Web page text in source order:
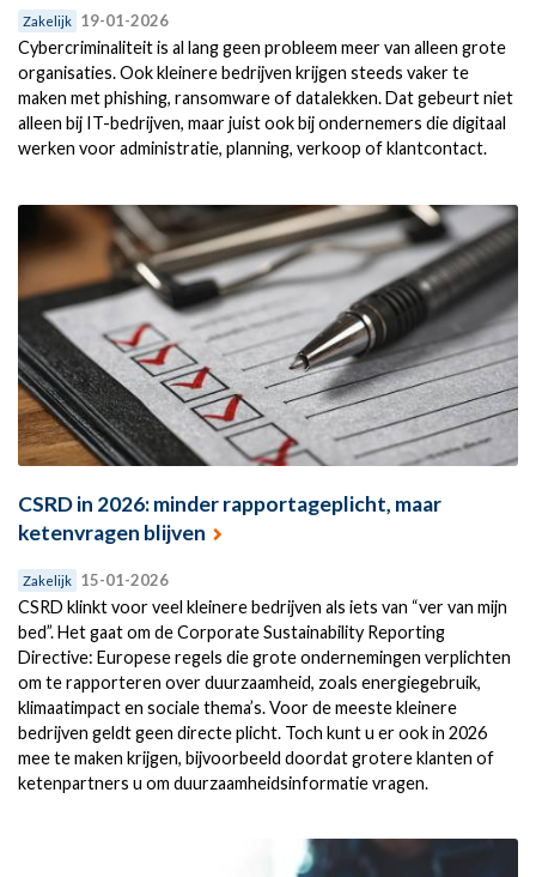
Zakelijk 19-01-2026
Cybercriminaliteit is al lang geen probleem meer van alleen grote
organisaties. Ook kleinere bedrijven krijgen steeds vaker te
maken met phishing, ransomware of datalekken. Dat gebeurt niet
alleen bij IT-bedrijven, maar juist ook bij ondernemers die digitaal
werken voor administratie, planning, verkoop of klantcontact.
CSRD in 2026: minder rapportageplicht, maar
ketenvragen blijven
Zakelijk 15-01-2026
CSRD klinkt voor veel kleinere bedrijven als iets van “ver van mijn
bed”. Het gaat om de Corporate Sustainability Reporting
Directive: Europese regels die grote ondernemingen verplichten
om te rapporteren over duurzaamheid, zoals energiegebruik,
klimaatimpact en sociale thema’s. Voor de meeste kleinere
bedrijven geldt geen directe plicht. Toch kunt u er ook in 2026
mee te maken krijgen, bijvoorbeeld doordat grotere klanten of
ketenpartners u om duurzaamheidsinformatie vragen.